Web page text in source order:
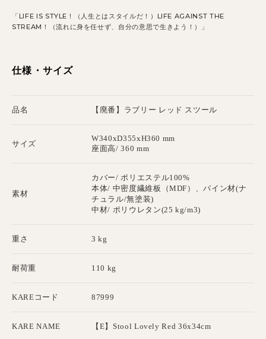
「LIFE IS STYLE！（人生とはスタイルだ！）LIFE AGAINST THE
STREAM！（流れに身を任せず、自分の意思で生きよう！）」
仕様・サイズ
品名 【廃番】ラブリー レッド スツール
サイズ
W340xD355xH360 mm
座面高/ 360 mm
素材
カバー/ ポリエステル100%
本体/ 中密度繊維板（MDF）、パイン材(ナ
チュラル/無塗装)
中材/ ポリウレタン(25 kg/m3)
重さ 3 kg
耐荷重 110 kg
KAREコード 87999
KARE NAME 【E】Stool Lovely Red 36x34cm